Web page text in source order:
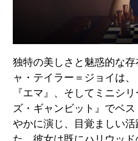
独特の美しさと魅惑的な
ャ・テイラー＝ジョイは、
『エマ』、そしてミニシ
ズ・ギャンビット』でベ
やかに演じ、目覚ましい活